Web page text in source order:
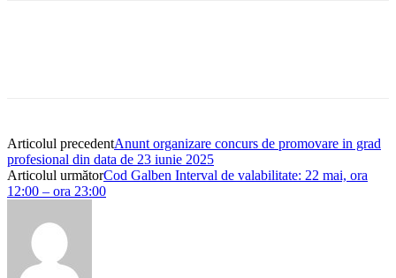
Articolul precedentAnunt organizare concurs de promovare in grad
profesional din data de 23 iunie 2025
Articolul următorCod Galben Interval de valabilitate: 22 mai, ora
12:00 – ora 23:00